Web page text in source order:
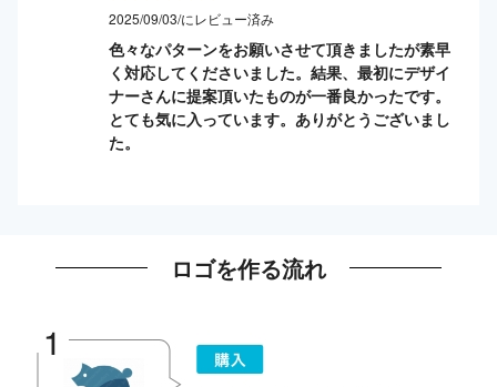
2025/09/03/にレビュー済み
色々なパターンをお願いさせて頂きましたが素早
く対応してくださいました。結果、最初にデザイ
ナーさんに提案頂いたものが一番良かったです。
とても気に入っています。ありがとうございまし
た。
ロゴを作る流れ